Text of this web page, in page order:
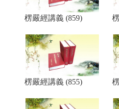
楞嚴經講義 (859)
楞嚴經講義 (855)